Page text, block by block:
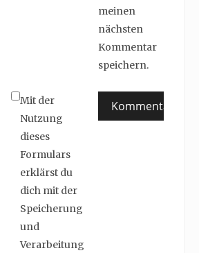
meinen
nächsten
Kommentar
speichern.
Mit der
Nutzung
dieses
Formulars
erklärst du
dich mit der
Speicherung
und
Verarbeitung